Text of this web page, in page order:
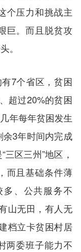
个压力和挑战主
巨。而且脱贫攻
。
7个省区，贫困
超过20%的贫困
年每年贫困发生
3年时间内完成
区三州”地区，
而且基础条件薄
、公共服务不
山无田，有人无
档立卡贫困村居
两委班子能力不